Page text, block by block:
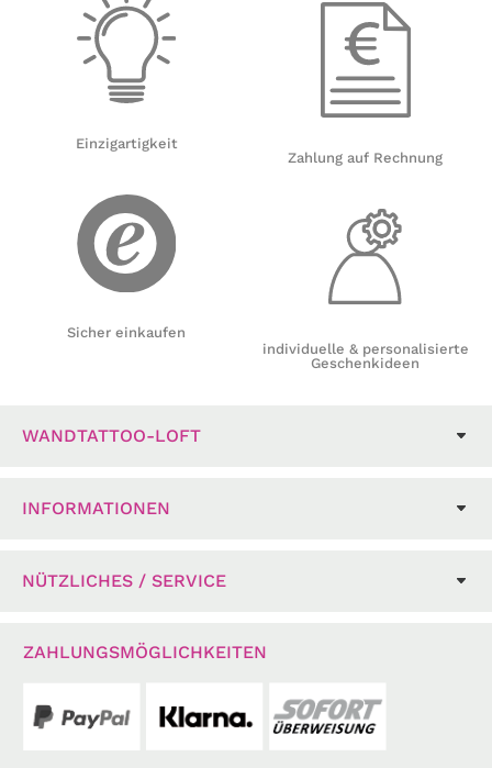
Einzigartigkeit
Sicher einkaufen
Zahlung auf Rechnung
individuelle & personalisierte
Geschenkideen
WANDTATTOO-LOFT
INFORMATIONEN
NÜTZLICHES / SERVICE
ZAHLUNGSMÖGLICHKEITEN